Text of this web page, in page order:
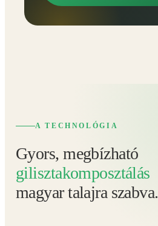
A TECHNOLÓGIA
Gyors, megbízható
gilisztakomposztálás
magyar talajra szabva.